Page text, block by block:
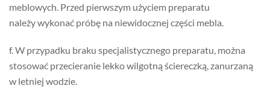
meblowych. Przed pierwszym użyciem preparatu
należy wykonać próbę na niewidocznej części mebla.
f. W przypadku braku specjalistycznego preparatu, można
stosować przecieranie lekko wilgotną ściereczką, zanurzaną
w letniej wodzie.